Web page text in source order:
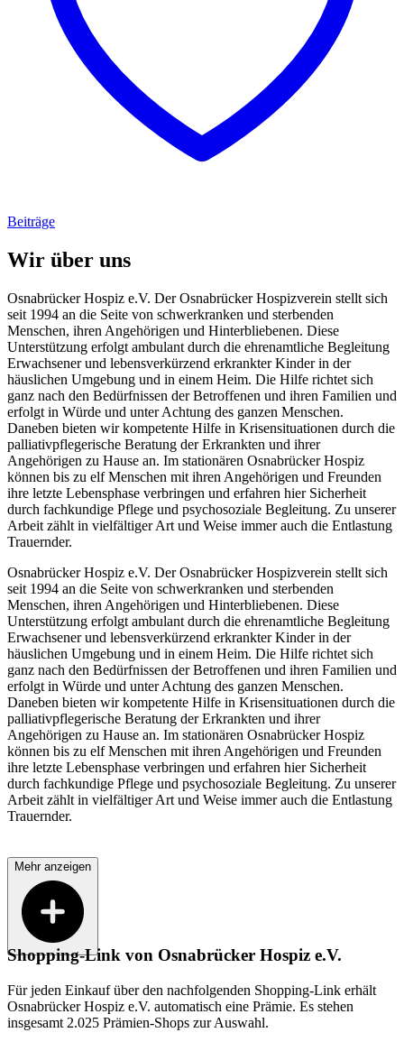
Beiträge
Wir über uns
Osnabrücker Hospiz e.V. Der Osnabrücker Hospizverein stellt sich
seit 1994 an die Seite von schwerkranken und sterbenden
Menschen, ihren Angehörigen und Hinterbliebenen. Diese
Unterstützung erfolgt ambulant durch die ehrenamtliche Begleitung
Erwachsener und lebensverkürzend erkrankter Kinder in der
häuslichen Umgebung und in einem Heim. Die Hilfe richtet sich
ganz nach den Bedürfnissen der Betroffenen und ihren Familien und
erfolgt in Würde und unter Achtung des ganzen Menschen.
Daneben bieten wir kompetente Hilfe in Krisensituationen durch die
palliativpflegerische Beratung der Erkrankten und ihrer
Angehörigen zu Hause an. Im stationären Osnabrücker Hospiz
können bis zu elf Menschen mit ihren Angehörigen und Freunden
ihre letzte Lebensphase verbringen und erfahren hier Sicherheit
durch fachkundige Pflege und psychosoziale Begleitung. Zu unserer
Arbeit zählt in vielfältiger Art und Weise immer auch die Entlastung
Trauernder.
Osnabrücker Hospiz e.V. Der Osnabrücker Hospizverein stellt sich
seit 1994 an die Seite von schwerkranken und sterbenden
Menschen, ihren Angehörigen und Hinterbliebenen. Diese
Unterstützung erfolgt ambulant durch die ehrenamtliche Begleitung
Erwachsener und lebensverkürzend erkrankter Kinder in der
häuslichen Umgebung und in einem Heim. Die Hilfe richtet sich
ganz nach den Bedürfnissen der Betroffenen und ihren Familien und
erfolgt in Würde und unter Achtung des ganzen Menschen.
Daneben bieten wir kompetente Hilfe in Krisensituationen durch die
palliativpflegerische Beratung der Erkrankten und ihrer
Angehörigen zu Hause an. Im stationären Osnabrücker Hospiz
können bis zu elf Menschen mit ihren Angehörigen und Freunden
ihre letzte Lebensphase verbringen und erfahren hier Sicherheit
durch fachkundige Pflege und psychosoziale Begleitung. Zu unserer
Arbeit zählt in vielfältiger Art und Weise immer auch die Entlastung
Trauernder.
Mehr anzeigen
Shopping-Link von Osnabrücker Hospiz e.V.
Für jeden Einkauf über den nachfolgenden Shopping-Link erhält
Osnabrücker Hospiz e.V. automatisch eine Prämie. Es stehen
insgesamt 2.025 Prämien-Shops zur Auswahl.